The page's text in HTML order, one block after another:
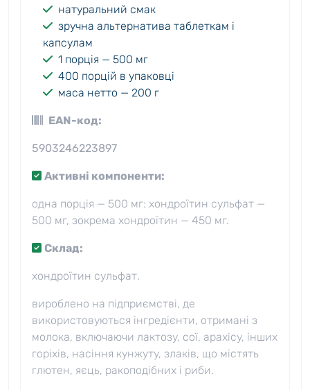
натуральний смак
зручна альтернатива таблеткам і
капсулам
1 порція — 500 мг
400 порцій в упаковці
маса нетто — 200 г
EAN-код:
5903246223897
Активні компоненти:
одна порція — 500 мг: хондроїтин сульфат —
500 мг, зокрема хондроїтин — 450 мг.
Склад:
хондроїтин сульфат.
вироблено на підприємстві, де
використовуються інгредієнти, отримані з
молока, включаючи лактозу, сої, арахісу, інших
горіхів, насіння кунжуту, злаків, що містять
глютен, яєць, ракоподібних і риби.